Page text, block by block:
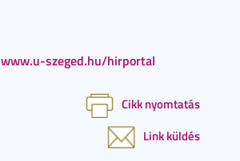
www.u-szeged.hu/hirportal
Cikk nyomtatás
Link küldés